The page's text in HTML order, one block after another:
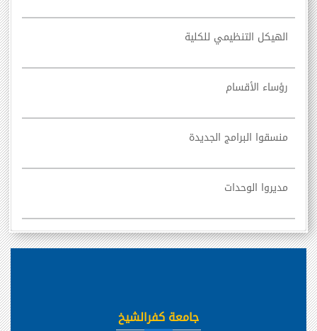
الهيكل التنظيمي للكلية
رؤساء الأقسام
منسقوا البرامج الجديدة
مديروا الوحدات
جامعة كفرالشيخ